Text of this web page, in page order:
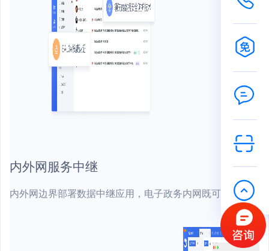
内外网服务中继
内外网边界部署数据中继应用，电子政务内网既可以接收外